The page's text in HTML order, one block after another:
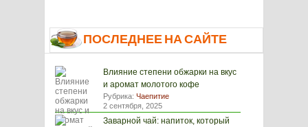
ПОСЛЕДНЕЕ НА САЙТЕ
Влияние степени обжарки на вкус
и аромат молотого кофе
Рубрика: Чаепитие
2 сентября, 2025
Заварной чай: напиток, который